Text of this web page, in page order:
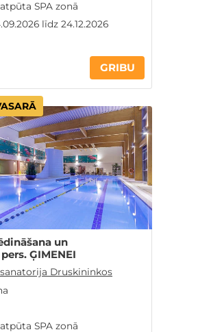
SPA zonā
līdz 24.12.2026
GRIBU
un
ĢIMENEI
Druskininkos
SPA zonā